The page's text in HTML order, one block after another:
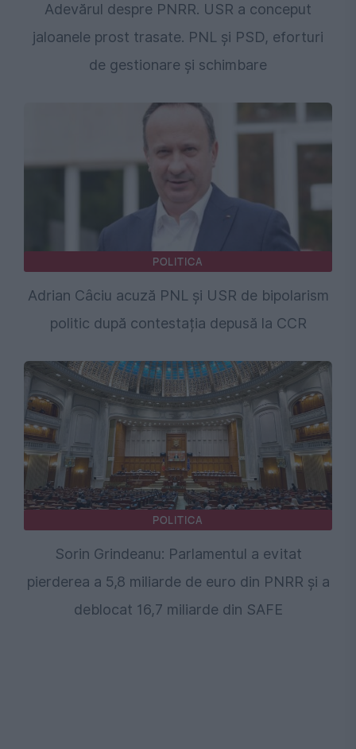
Adevărul despre PNRR. USR a conceput
jaloanele prost trasate. PNL și PSD, eforturi
de gestionare și schimbare
POLITICA
Adrian Câciu acuză PNL și USR de bipolarism
politic după contestația depusă la CCR
POLITICA
Sorin Grindeanu: Parlamentul a evitat
pierderea a 5,8 miliarde de euro din PNRR și a
deblocat 16,7 miliarde din SAFE